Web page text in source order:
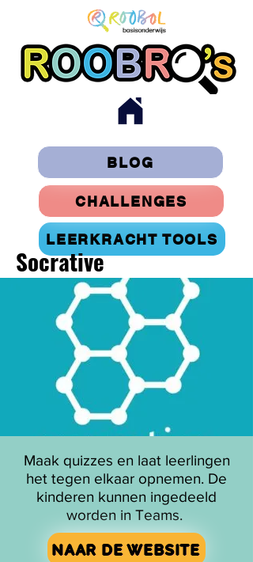
LEERKRACHT TOOLS
CHALLENGES
BLOG
Socrative
Maak quizzes en laat leerlingen
het tegen elkaar opnemen. De
kinderen kunnen ingedeeld
worden in Teams.
NAAR DE WEBSITE